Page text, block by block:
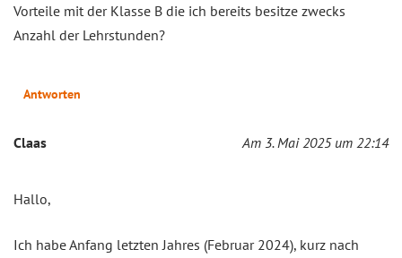
Vorteile mit der Klasse B die ich bereits besitze zwecks
Anzahl der Lehrstunden?
Antworten
Claas Am 3. Mai 2025 um 22:14
Hallo,
Ich habe Anfang letzten Jahres (Februar 2024), kurz nach